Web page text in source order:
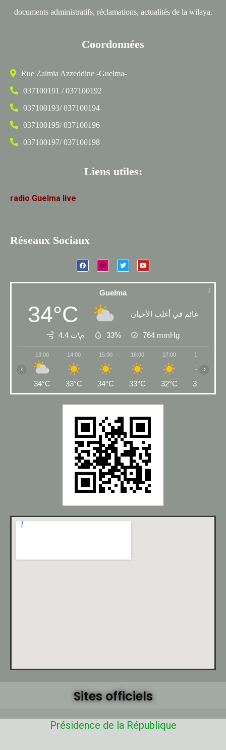
documents administratifs, réclamations, actualités de la wilaya.
Coordonnées
Rue Zaimia Azzeddine -Guelma-
037100191 / 037100192
037100193/ 037100194
037100195/ 037100196
037100197/ 037100198
Liens utiles:
radio Guelma live
Réseaux Sociaux
Guelma
34°C غائم في أغلب الأحيان
4.4 م\ث 33% 764 mmHg
13:00
34°C
14:00
33°C
15:00
34°C
16:00
33°C
17:00
32°C
18:00
31°C
‹ ›
Sites officiels
Présidence de la République